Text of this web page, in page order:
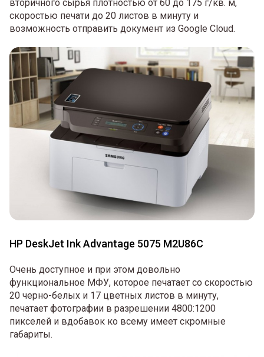
вторичного сырья плотностью от 60 до 175 г/кв. м,
скоростью печати до 20 листов в минуту и
возможность отправить документ из Google Cloud.
HP DeskJet Ink Advantage 5075 M2U86C
Очень доступное и при этом довольно
функциональное МФУ, которое печатает со скоростью
20 черно-белых и 17 цветных листов в минуту,
печатает фотографии в разрешении 4800:1200
пикселей и вдобавок ко всему имеет скромные
габариты.